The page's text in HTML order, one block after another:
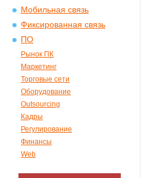
Мобильная связь
Фиксированная связь
ПО
Рынок ПК
Маркетинг
Торговые сети
Оборудование
Outsourcing
Кадры
Регулирование
Финансы
Web